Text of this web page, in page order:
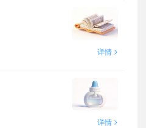
详情 >
详情 >